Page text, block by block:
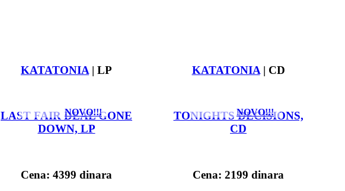
NOVO!!!
KATATONIA | LP
LAST FAIR DEAL GONE
DOWN, LP
Cena: 4399 dinara
NOVO!!!
KATATONIA| CD
TONIGHTS DECISIONS,
CD
Cena: 2199 dinara